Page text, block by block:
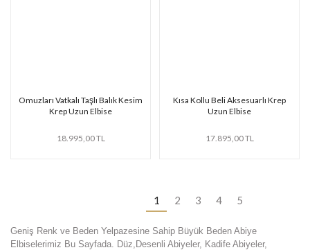
Omuzları Vatkalı Taşlı Balık Kesim
Krep Uzun Elbise
18.995,00 TL
Kısa Kollu Beli Aksesuarlı Krep
Uzun Elbise
17.895,00 TL
1 2 3 4 5
Geniş Renk ve Beden Yelpazesine Sahip Büyük Beden Abiye
Elbiselerimiz Bu Sayfada. Düz,Desenli Abiyeler, Kadife Abiyeler,